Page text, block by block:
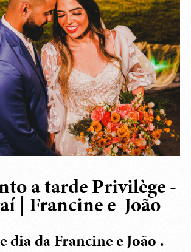
a tarde Privilège -
| Francine e João
dia da Francine e João .